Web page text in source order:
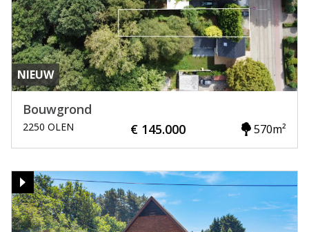
NIEUW
Bouwgrond
2250 OLEN € 145.000 570m²